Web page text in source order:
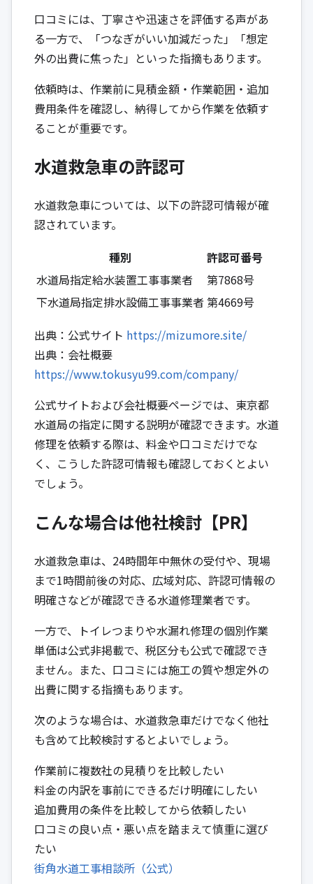
口コミには、丁寧さや迅速さを評価する声があ
る一方で、「つなぎがいい加減だった」「想定
外の出費に焦った」といった指摘もあります。
依頼時は、作業前に見積金額・作業範囲・追加
費用条件を確認し、納得してから作業を依頼す
ることが重要です。
水道救急車の許認可
水道救急車については、以下の許認可情報が確
認されています。
種別
許認可番号
水道局指定給水装置工事事業者
第7868号
下水道局指定排水設備工事事業者 第4669号
出典：公式サイト https://mizumore.site/
出典：会社概要
https://www.tokusyu99.com/company/
公式サイトおよび会社概要ページでは、東京都
水道局の指定に関する説明が確認できます。水道
修理を依頼する際は、料金や口コミだけでな
く、こうした許認可情報も確認しておくとよい
でしょう。
こんな場合は他社検討【PR】
水道救急車は、24時間年中無休の受付や、現場
まで1時間前後の対応、広域対応、許認可情報の
明確さなどが確認できる水道修理業者です。
一方で、トイレつまりや水漏れ修理の個別作業
単価は公式非掲載で、税区分も公式で確認でき
ません。また、口コミには施工の質や想定外の
出費に関する指摘もあります。
次のような場合は、水道救急車だけでなく他社
も含めて比較検討するとよいでしょう。
作業前に複数社の見積りを比較したい
料金の内訳を事前にできるだけ明確にしたい
追加費用の条件を比較してから依頼したい
口コミの良い点・悪い点を踏まえて慎重に選び
たい
街角水道工事相談所（公式）